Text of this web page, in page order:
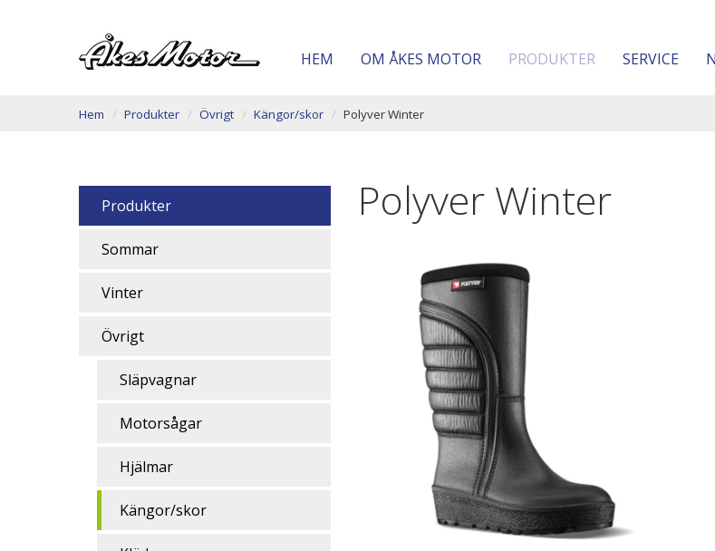
HEM OM ÅKES MOTOR PRODUKTER SERVICE
Hem Produkter Övrigt Kängor/skor Polyver Winter
Produkter
Sommar
Vinter
Övrigt
Släpvagnar
Motorsågar
Hjälmar
Kängor/skor
Polyver Winter